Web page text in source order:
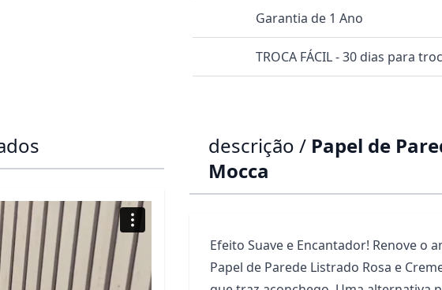
Garantia de 1 Ano
TROCA FÁCIL - 30 dias para
descrição / Papel de
Mocca
Efeito Suave e Encantador! Renove o
Papel de Parede Listrado Rosa e